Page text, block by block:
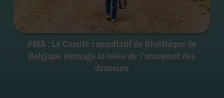
PMA : Le Comité consultatif de Bioéthique de
Belgique envisage la levée de l’anonymat des
donneurs